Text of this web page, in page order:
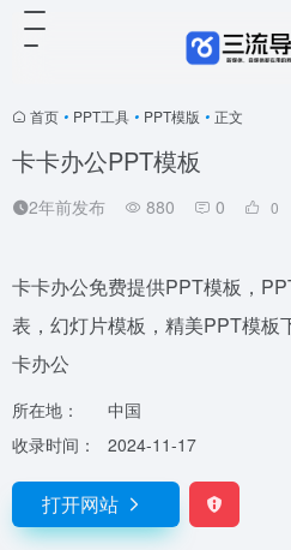
首页 • PPT工具 • PPT模版 • 正文
卡卡办公PPT模板
2年前发布 880 0 0
卡卡办公免费提供PPT模板，
表，幻灯片模板，精美PPT模板
卡办公
所在地：
中国
收录时间：
2024-11-17
打开网站